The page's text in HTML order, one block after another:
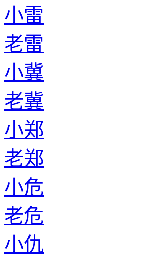
小雷
老雷
小冀
老冀
小郑
老郑
小危
老危
小仇